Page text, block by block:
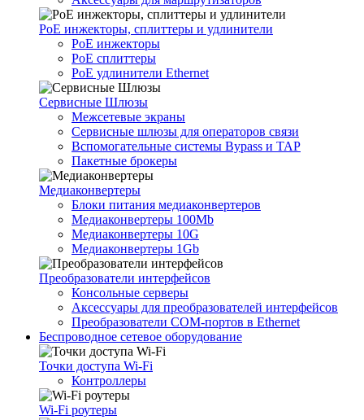
PoE инжекторы, сплиттеры и удлинители
PoE инжекторы
PoE сплиттеры
PoE удлинители Ethernet
Сервисные Шлюзы
Межсетевые экраны
Сервисные шлюзы для операторов связи
Вспомогательные системы Bypass и TAP
Пакетные брокеры
Медиаконвертеры
Блоки питания медиаконвертеров
Медиаконвертеры 100Mb
Медиаконвертеры 10G
Медиаконвертеры 1Gb
Преобразователи интерфейсов
Консольные серверы
Аксессуары для преобразователей интерфейсов
Преобразователи COM-портов в Ethernet
Беспроводное сетевое оборудование
Точки доступа Wi-Fi
Контроллеры
Wi-Fi роутеры